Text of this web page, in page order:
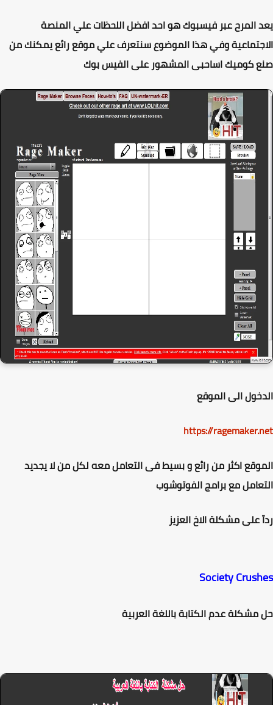
المرح عبر فيسبوك هو احد افضل اللحظات علي المنصة
وفي هذا الموضوع سنتعرف علي موقع رائع يمكنك من
كوميك اساحبى المشهور على الفيس بوك
الى الموقع
https://
اكثر من رائع و بسيط فى التعامل معه لكل من لا يجديد
مع برامج الفوتوشوب
على مشكلة الاخ العزيز
Society
عدم الكتابة باللغة العربية